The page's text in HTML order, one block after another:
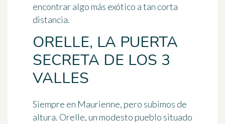
encontrar algo más exótico a tan corta
distancia.
ORELLE, LA PUERTA
SECRETA DE LOS 3
VALLES
Siempre en Maurienne, pero subimos de
altura. Orelle, un modesto pueblo situado